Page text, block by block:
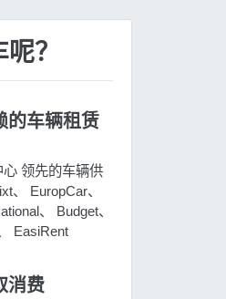
？
的车辆租赁
领先的车辆供
EuropCar、
、 Budget、
EasiRent
消费